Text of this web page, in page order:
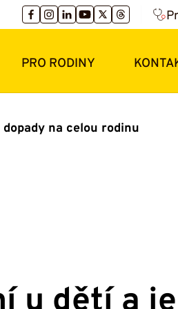
PRO RODINY
na celou rodinu